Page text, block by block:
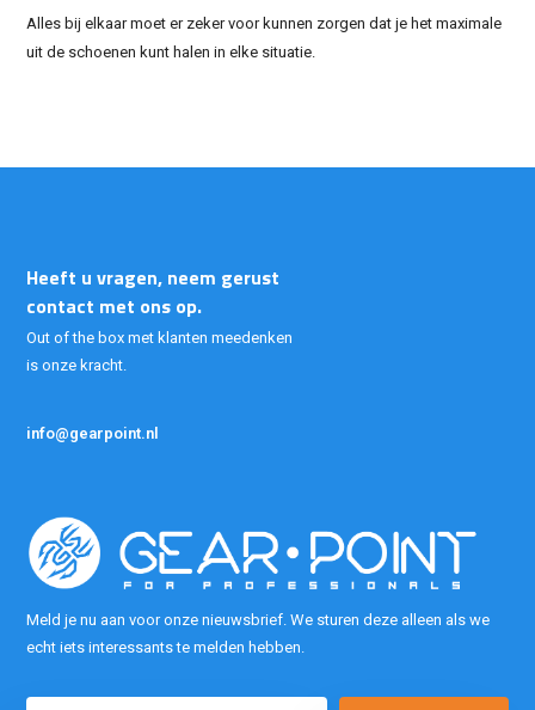
Alles bij elkaar moet er zeker voor kunnen zorgen dat je het maximale
uit de schoenen kunt halen in elke situatie.
Heeft u vragen, neem gerust
contact met ons op.
Out of the box met klanten meedenken
is onze kracht.
info@gearpoint.nl
Meld je nu aan voor onze nieuwsbrief. We sturen deze alleen als we
echt iets interessants te melden hebben.